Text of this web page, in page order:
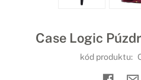
Case Logic
kód produktu: